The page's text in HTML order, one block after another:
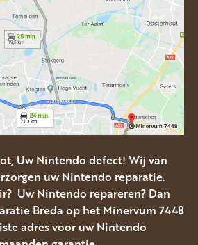
Uw Nintendo defect! Wij van
uw Nintendo reparatie.
Uw Nintendo repareren? Dan
Breda op het Minervum 7448
adres voor uw Nintendo